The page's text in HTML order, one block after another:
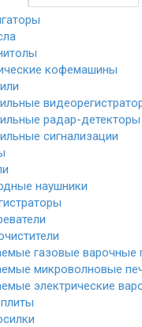
кофемашины
радар-детекторы
сигнализации
наушники
газовые варочные
микроволновые
электрические